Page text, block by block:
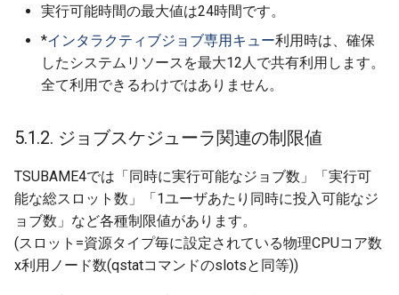
実行可能時間の最大値は24時間です。
*インタラクティブジョブ専用キュー利用時は、確保
したシステムリソースを最大12人で共有利用します。
全て利用できるわけではありません。
5.1.2. ジョブスケジューラ関連の制限値
TSUBAME4では「同時に実行可能なジョブ数」「実行可
能な総スロット数」「1ユーザあたり同時に投入可能なジ
ョブ数」など各種制限値があります。
(スロット=資源タイプ毎に設定されている物理CPUコア数
x利用ノード数(qstatコマンドのslotsと同等))